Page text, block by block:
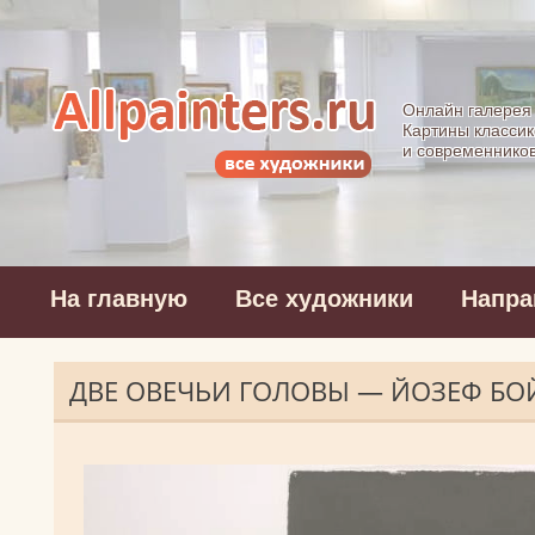
Allpainters.ru -
Онлайн
Картины
и
На главную Все художники
ДВЕ ОВЕЧЬИ ГОЛОВЫ — ЙОЗЕФ